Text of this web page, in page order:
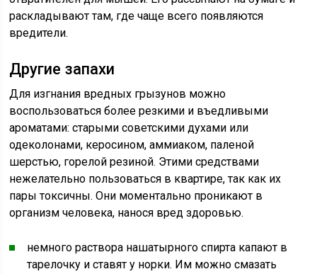
раскладывают там, где чаще всего появляются
вредители.
Другие запахи
Для изгнания вредных грызунов можно
воспользоваться более резкими и въедливыми
ароматами: старыми советскими духами или
одеколонами, керосином, аммиаком, паленой
шерстью, горелой резиной. Этими средствами
нежелательно пользоваться в квартире, так как их
пары токсичны. Они моментально проникают в
организм человека, нанося вред здоровью.
немного раствора нашатырного спирта капают в
тарелочку и ставят у норки. Им можно смазать